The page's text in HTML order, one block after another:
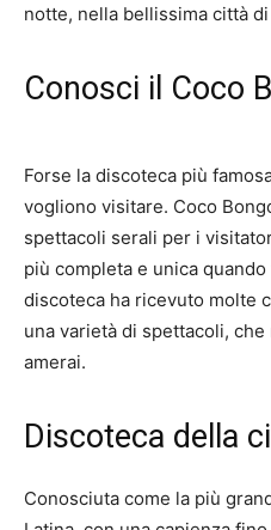
notte, nella bellissima città di
Conosci il Coco
Forse la discoteca più
vogliono visitare. Coco
spettacoli serali per i
più completa e unica
discoteca ha ricevuto molte
una varietà di spettacoli,
amerai.
Discoteca della
Conosciuta come la più